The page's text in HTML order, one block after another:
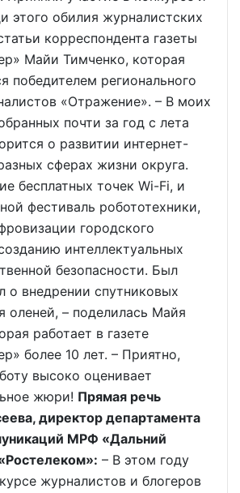
этого обилия журналистских
корреспондента газеты
Майи Тимченко, которая
победителем регионального
«Отражение». – В моих
почти за год с лета
о развитии интернет-
сферах жизни округа.
бесплатных точек Wi-Fi, и
фестиваль робототехники,
городского
интеллектуальных
безопасности. Был
о внедрении спутниковых
оленей, – поделилась Майя
работает в газете
более 10 лет. – Приятно,
высоко оценивает
жюри! Прямая речь
директор департамента
МРФ «Дальний
– В этом году
журналистов и блогеров